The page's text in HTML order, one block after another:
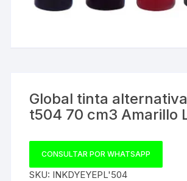
Global tinta
t504 70 cm3 Amarillo
CONSULTAR POR WHATSAPP
SKU: INKDYEYEPL'504